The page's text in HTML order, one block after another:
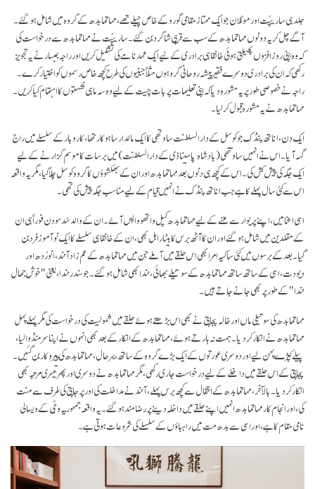
جلد ہی ساریپُت اور موگلان جو ایک ممتاز مقامی گورو کے خاص چیلے تھے، مہاتما بدھ کے گروہ میں شامل ہو گئے۔
آگے چل کر یہ دونوں مہاتما بدھ کے سب سے قریبی شاگرد بن گئے۔ ساریپُت نے مہاتما بدھ سے درخواست کی
کہ وہ اپنی روز افزوں پھیلتی ہوئی خانقاہی برادری کے لیے ایک عہد نامے کی تشکیل کریں اور راجہ بمبسار نے یہ تجویز
رکھی کہ ان کی برادری دوسرے فقیر پیشہ روحانی گروہوں مثلاً جینیوں کی طرح کچھ خاص رسموں کو اختیار کرے۔
راجہ نے خصوصی طور پر یہ مشورہ دیا کہ اپنی تعلیمات پر بات چیت کے لیے وہ سہ ماہی نشستوں کا اہتمام کیا کریں۔
مہاتما بدھ نے یہ مشورہ قبول کر لیا۔
ایک دن، اناتھ پنڈک جو کوسل کے دارالسلطنت ساوتھی کا ایک مالدار ساہوکار تھا، کاروبار کے سلسلے میں راج
گہہ آیا۔ اس نے انہیں ساوتتھی (بادشاہ پاسیناڈی کے دار السلطنت) میں برسات کا موسم گزارنے کے لیے
ایک جگہ کی پیش کش کی۔ اس کے کچھ ہی دنوں بعد مہاتما بدھ اور ان کے بھکشوؤں کا گروہ کوسل چلا گیا، مگر یہ واقعہ
اس سے کئی سال پہلے کا ہے جب اناتھ پنڈک نے انہیں قیام کے لیے مناسب جگہ پیش کی تھی۔
اسی اثنا میں، اپنے پریوار سے ملنے کے لیے مہاتما بدھ کپل واتھو واپس آئے۔ ان کے والد سُدهودن فوراً ہی ان
کے مقلدین میں شامل ہو گئے اور ان کا آٹھ برس کا بیٹا راہل بھی، ان کے خانقاہی سلسلے کا ایک نو آموز فرد بن
گیا۔ بعد کے برسوں میں کئی ساکیہ امرا بھی اس حلقے میں آملے جن میں مہاتما بدھ کے عم زاد آنند ، انورُدھ اور
دیودت، اسی کے ساتھ ساتھ مہاتما بدھ کے سوتیلے بھائی، نندا بھی شامل ہوگئے۔ جو سندر نندا، یعنی "خوش جمال
نندا" کے طور پر بھی جانے جاتے ہیں۔
مہاتما بدھ کی سوتیلی ماں اور خالہ پجاپتی نے بھی اس بڑھتے ہوئے حلقے میں شمولیت کی درخواست کی مگر پہلے پہل
مہاتما بدھ نے انکار کر دیا۔ ہمت نہ ہارتے ہوئے، مہاتما بدھ کے انکار کے بعد بھی انہوں نے اپنا سرمنڈوا لیا،
پیلے کپڑے پہن لیے اور دوسری عورتوں کے ایک بڑے گروہ کے ساتھ، بہر حال، مہاتما بدھ کی پیروکار بن گئیں۔
پجاپتی کے اس حلقے میں داخلے کے لیے درخواست جاری رکھی، مگر مہاتما بدھ نے دوسری اور پھر تیسری مرتبہ بھی
انکار کر دیا۔ بالآخر، مہاتما بدھ کے انتقال سے کچھ برس پہلے، آنند نے مداخلت کی اور پرجاپتی کی طرف سے منت
کی، اور انجام کار مہاتما بدھ انہیں اپنے حلقے میں داخلہ دینے پر رضامند ہوگئے۔ یہ واقعہ جمہوریہٴ وجّی کے ویسالی
نامی مقام کا ہے، اور اسی سے بدھ مت میں راہباؤں کے سلسلے کی شروعات ہوتی ہے۔